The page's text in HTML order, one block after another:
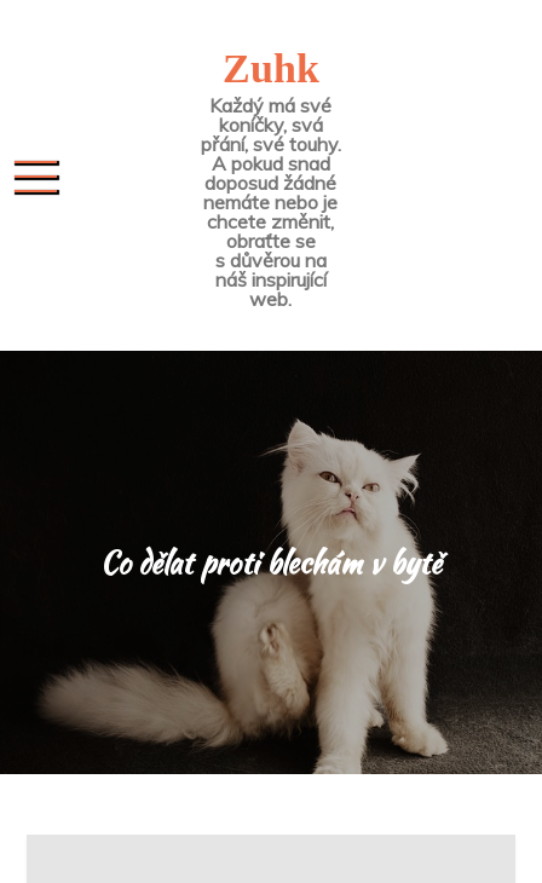
Zuhk
Každý má své
koníčky, svá
přání, své touhy.
A pokud snad
doposud žádné
nemáte nebo je
chcete změnit,
obraťte se
s důvěrou na
náš inspirující
web.
Co dělat proti blechám v bytě